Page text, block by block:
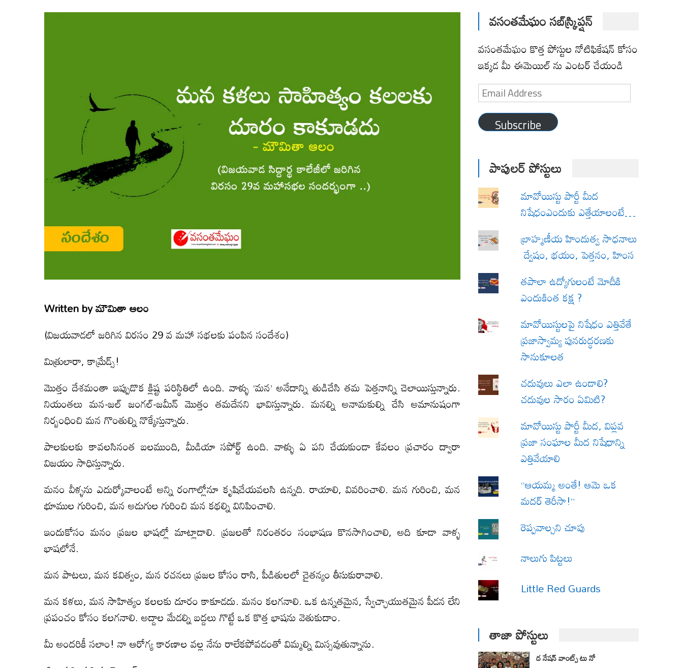
Written byమౌమితా ఆలం
(విజయవాడలో జరిగిన విరసం 29 వ మహా సభలకు పంపిన సందేశం)
మిత్రులారా, కామ్రేడ్స్‌!
మొత్తం దేశమంతా ఇప్పుడొక క్లిష్ట పరిస్థితిలో ఉంది. వాళ్ళు ‘మన’ అనేదాన్ని తుడిచేసి తమ పెత్తనాన్ని చెలాయిస్తున్నారు.
నియంతలు మన-జల్‌ జంగల్‌-జమీన్‌ మొత్తం తమదేనని భావిస్తున్నారు. మనల్ని అనామకుల్ని చేసి అమానుషంగా
నిర్బంధించి మన గొంతుల్ని నొక్కేస్తున్నారు.
పాలకులకు కావలసినంత బలముంది, మీడియా సపోర్ట్‌ ఉంది. వాళ్ళు ఏ పని చేయకుండా కేవలం ప్రచారం ద్వారా
విజయం సాధిస్తున్నారు.
మనం వీళ్ళను ఎదుర్కోవాలంటే అన్ని రంగాల్లోనూ కృషిచేయవలసి ఉన్నది. రాయాలి, వివరించాలి. మన గురించి, మన
భూముల గురించి, మన అడుగుల గురించి మన కథల్ని వినిపించాలి.
ఇందుకోసం మనం ప్రజల భాషల్లో మాట్లాడాలి. ప్రజలతో నిరంతరం సంభాషణ కొనసాగించాలి, అది కూడా వాళ్ళ
భాషలోనే.
మన పాటలు, మన కవిత్వం, మన రచనలు ప్రజల కోసం రాసి, పీడితులలో చైతన్యం తీసుకురావాలి.
మన కళలు, మన సాహిత్యం కలలకు దూరం కాకూడదు. మనం కలగనాలి. ఒక ఉన్నతమైన, స్వేచ్ఛాయుతమైన పీడన లేని
ప్రపంచం కోసం కలగనాలి. అద్దాల మేడల్ని బద్దలు గొట్టే ఒక కొత్త భాషను వెతుకుదాం.
మీ అందరికీ సలాం! నా ఆరోగ్య కారణాల వల్ల నేను రాలేకపోవడంతో విమ్మల్ని మిస్సవుతున్నాను.
వసంతమేఘం సబ్‌స్క్రిప్షన్
వసంతమేఘం కొత్త పోస్టుల నోటిఫికేషన్ కోసం
ఇక్కడ మీ ఈమెయిల్ ను ఎంటర్ చేయండి
Email
Address
Subscribe
పాపులర్ పోస్టులు
మావోయిస్టు పార్టీ మీద
నిషేధంఎందుకు ఎత్తేయాలంటే…
బ్రాహ్మణీయ హిందుత్వ సాధనాలు
ద్వేషం, భయం, పెత్తనం, హింస
త‌పాలా ఉద్యోగులంటే మోదీకి
ఎందుకింత కక్ష ?
మావోయిస్టులపై నిషేధం ఎత్తివేతే
ప్రజాస్వామ్య పునరుద్ధరణకు
సానుకూలత
చదువులు ఎలా ఉండాలి?
చదువుల సారం ఏమిటి?
మావోయిస్టు పార్టీ మీద, విప్లవ
ప్రజా సంఘాల మీద నిషేధాన్ని
ఎత్తివేయాలి
“ఆయమ్మ అంతే! ఆమె ఒక
మదర్ తెరీసా!”
రెప్పవాల్చని చూపు
నాలుగు పిట్టలు
Little Red Guards
తాజా పోస్టులు
ద నేషన్ వాంట్స్ టు నో